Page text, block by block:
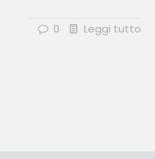
0 Leggi tutto